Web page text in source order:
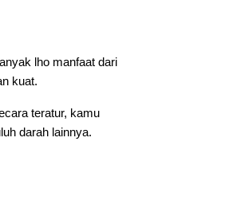
lho manfaat dari
kuat.
teratur, kamu
darah lainnya.